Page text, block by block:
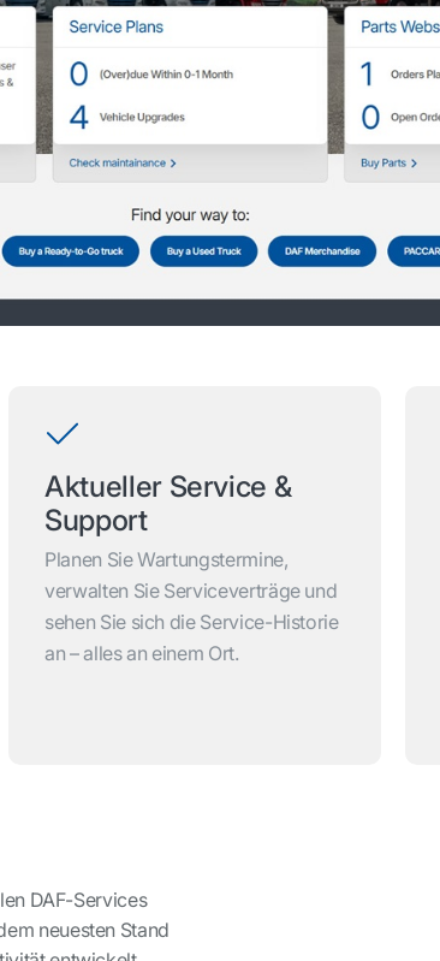
Aktueller Service &
Support
Planen Sie Wartungstermine,
verwalten Sie Serviceverträge und
sehen Sie sich die Service-Historie
an – alles an einem Ort.
DAF-Services
neuesten Stand